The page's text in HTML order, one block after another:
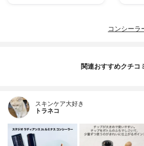
コンシーラ
関連おすすめクチコ
スキンケア大好き
トラネコ